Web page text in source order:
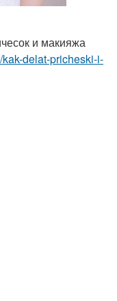
и макияжа
delat-pricheski-i-